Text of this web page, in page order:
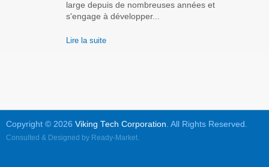
large depuis de nombreuses années et
s'engage à développer...
Lire la suite
Copyright © 2026 Viking Tech Corporation. All Rights Reserved.
Consulted & Designed by Ready-Market.